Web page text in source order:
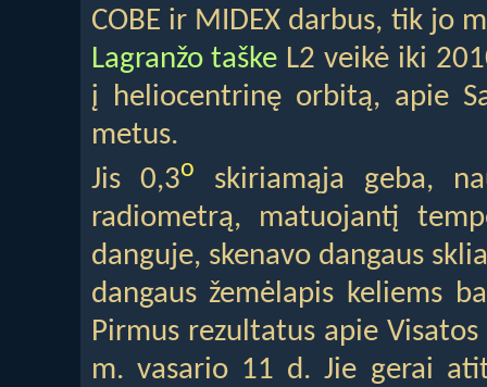
COBE ir MIDEX darbus, tik jo
Lagranžo taške L2 veikė iki
į heliocentrinę orbitą, apie
metus.
Jis 0,3o
skiriamąja geba,
radiometrą, matuojantį
danguje, skenavo dangaus
dangaus žemėlapis keliems
Pirmus rezultatus apie
m. vasario 11 d. Jie gerai